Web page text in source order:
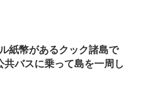
紙幣があるクック諸島で
共バスに乗って島を一周し